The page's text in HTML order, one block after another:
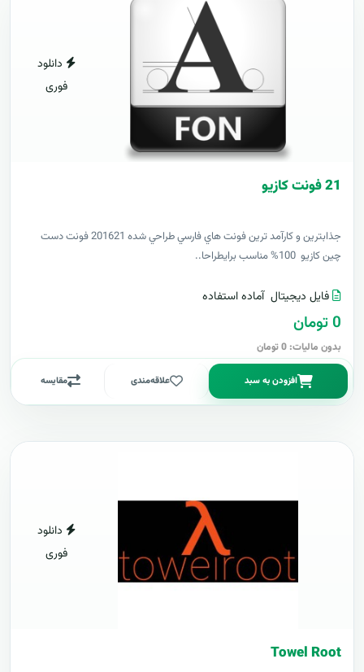
دانلود
فوری
21 فونت کازيو
جذابترين و کارآمد ترين فونت هاي فارسي طراحي شده 201621 فونت دست
چين کازيو 100% مناسب برايطراحا..
فایل دیجیتال آماده استفاده
0 تومان
بدون مالیات: 0 تومان
افزودن به سبد علاقه‌مندی مقایسه
دانلود
فوری
Towel Root